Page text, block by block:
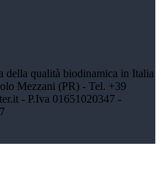
della qualità biodinamica in Italia
Mezzani (PR) - Tel. +39
- P.Iva 01651020347 -